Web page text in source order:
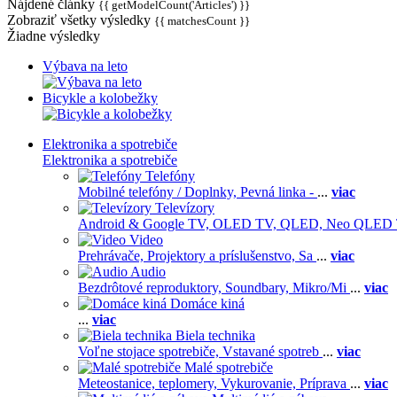
Nájdené články {{ getModelCount('Articles') }}
Zobraziť všetky výsledky {{ matchesCount }}
Žiadne výsledky
Výbava na leto
Bicykle a kolobežky
Elektronika a spotrebiče
Elektronika a spotrebiče
Telefóny
Mobilné telefóny / Doplnky, Pevná linka - ... viac
Televízory
Android & Google TV, OLED TV, QLED, Neo QLED
Video
Prehrávače, Projektory a príslušenstvo, Sa ... viac
Audio
Bezdrôtové reproduktory, Soundbary, Mikro/Mi ... viac
Domáce kiná
... viac
Biela technika
Voľne stojace spotrebiče, Vstavané spotreb ... viac
Malé spotrebiče
Meteostanice, teplomery, Vykurovanie, Príprava ... viac